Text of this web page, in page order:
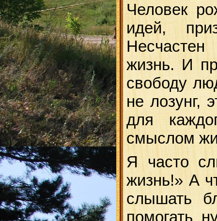
Человек
идей,
жизнь. И
свободу
не лозунг,
для
смыслом
Я часто
жизнь!» А
слышать
помогать